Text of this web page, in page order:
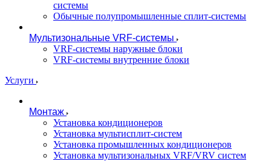
системы
Обычные полупромышленные сплит-системы
Мультизональные VRF-системы
VRF-системы наружные блоки
VRF-системы внутренние блоки
Услуги
Монтаж
Установка кондиционеров
Установка мультисплит-систем
Установка промышленных кондиционеров
Установка мультизональных VRF/VRV систем